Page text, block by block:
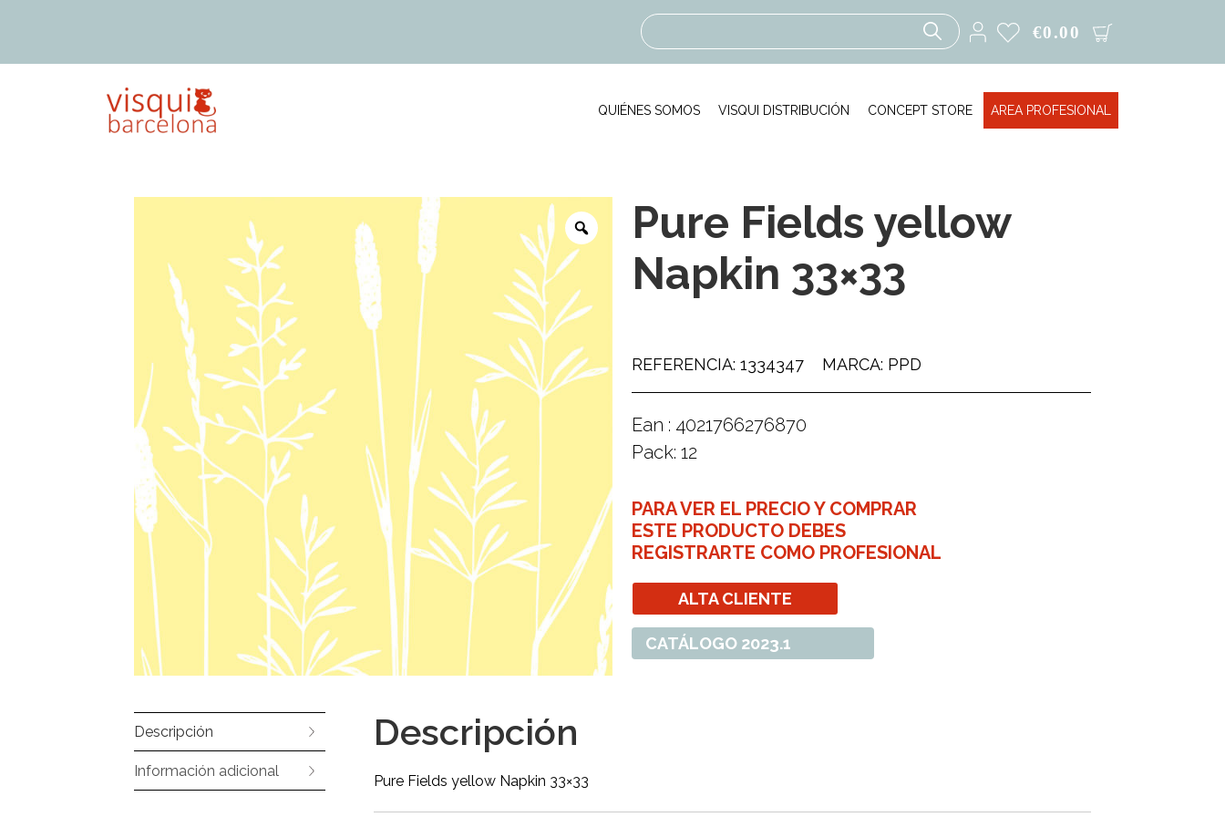
0.00
€
QUIÉNES SOMOS VISQUI DISTRIBUCIÓN CONCEPT STORE AREA PROFESIONAL
Pure Fields yellow
Napkin 33×33
REFERENCIA: 1334347 MARCA: PPD
Ean : 4021766276870
Pack: 12
PARA VER EL PRECIO Y COMPRAR
ESTE PRODUCTO DEBES
REGISTRARTE COMO PROFESIONAL
ALTA CLIENTE
CATÁLOGO 2023.1
Descripción
Información adicional
Descripción
Pure Fields yellow Napkin 33×33